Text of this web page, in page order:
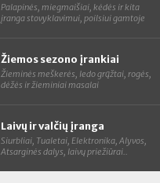
Palapinės, miegmaišiai, kėdės ir kita
įranga stovyklavimui, poilsiui gamtoje
Žiemos sezono įrankiai
Žieminės meškerės, ledo grąžtai, rogės,
dėžės ir žieminiai masalai
Laivų ir valčių įranga
Siurbliai, Tualetai, Elektronika, Alyvos,
Atsarginės dalys, laivų priežiūrai..